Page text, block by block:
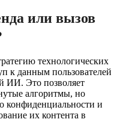
или вызов
технологических
к данным пользователей
ИИ. Это позволяет
алгоритмы, но
конфиденциальности и
их контента в